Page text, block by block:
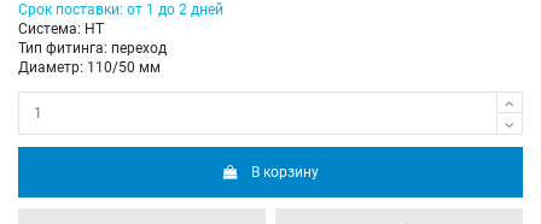
Срок поставки: от 1 до 2 дней
Система: HT
Тип фитинга: переход
Диаметр: 110/50 мм
В корзину